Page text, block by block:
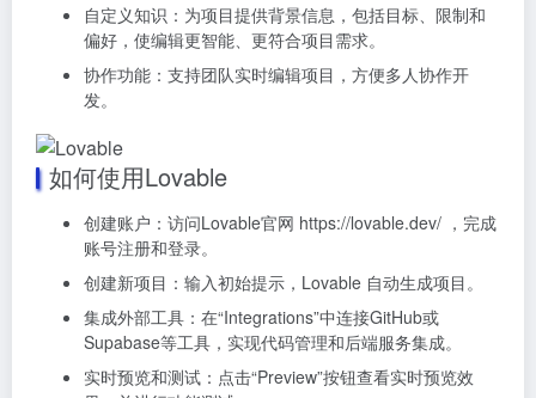
自定义知识：为项目提供背景信息，包括目标、限制和
偏好，使编辑更智能、更符合项目需求。
协作功能：支持团队实时编辑项目，方便多人协作开
发。
如何使用Lovable
创建账户：访问Lovable官网 https://lovable.dev/ ，完成
账号注册和登录。
创建新项目：输入初始提示，Lovable 自动生成项目。
集成外部工具：在“Integrations”中连接GitHub或
Supabase等工具，实现代码管理和后端服务集成。
实时预览和测试：点击“Preview”按钮查看实时预览效